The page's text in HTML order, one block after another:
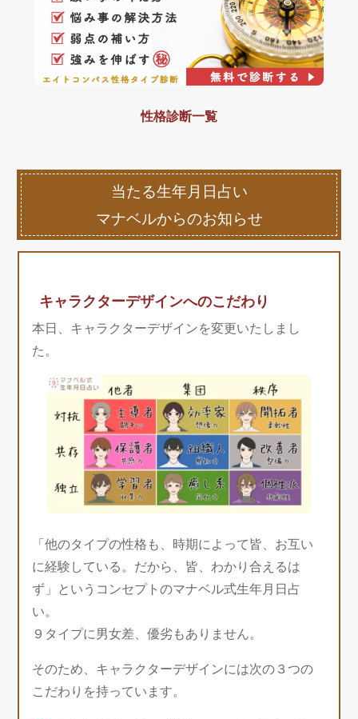
性格診断一覧
当たる生年月日占い
マナベルからのお知らせ
キャラクターデザインへのこだわり
本日、キャラクターデザインを変更いたしまし
た。
「他のタイプの性格も、時期によって皆、お互い
に経験している。だから、皆、わかり合えるは
ず」というコンセプトのマナベル式生年月日占
い。
９タイプに男女差、優劣もありません。
そのため、キャラクターデザインには次の３つの
こだわりを持っています。